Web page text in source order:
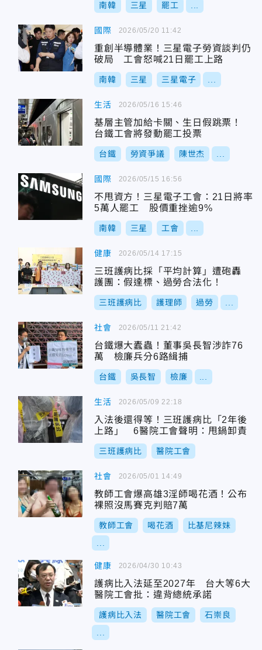
南韓 三星 罷工
國際
重創半導體業！三星電子勞資談判仍
破局 工會怒喊21日罷工上路
南韓 三星 三星電子
2026/05/20 11:42
生活
基層主管加給卡關、生日假跳票！
台鐵工會將發動罷工投票
台鐵 勞資爭議 陳世杰
2026/05/16 15:46
國際
不甩資方！三星電子工會：21日將率
5萬人罷工 股價重挫逾9%
南韓 三星 工會
2026/05/15 16:56
健康
三班護病比採「平均計算」遭砲轟
護團：假達標、過勞合法化！
三班護病比 護理師 過勞
2026/05/14 17:15
社會
台鐵爆大蠹蟲！董事吳長智涉詐76
萬 檢廉兵分6路緝捕
台鐵 吳長智 檢廉
2026/05/11 21:42
生活
入法後還得等！三班護病比「2年後
上路」 6醫院工會聲明：甩鍋卸責
三班護病比 醫院工會
2026/05/09 22:18
社會
教師工會爆高雄3淫師喝花酒！公布
裸照沒馬賽克判賠7萬
教師工會 喝花酒 比基尼辣妹
2026/05/01 14:49
健康
護病比入法延至2027年 台大等6大
醫院工會批：違背總統承諾
護病比入法 醫院工會 石崇良
2026/04/30 10:43